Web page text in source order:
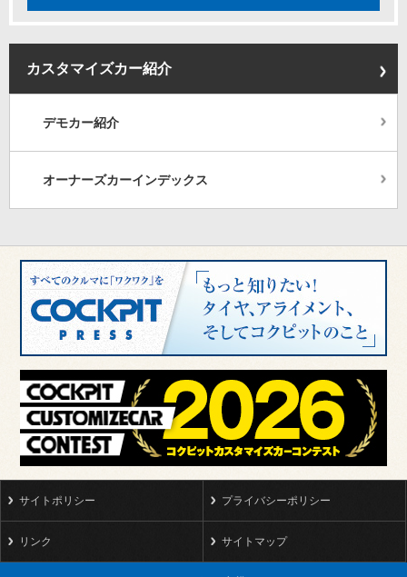
カスタマイズカー紹介
デモカー紹介
オーナーズカーインデックス
サイトポリシー プライバシーポリシー
リンク サイトマップ